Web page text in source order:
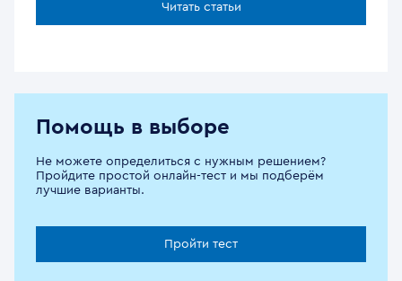
Читать статьи
Помощь в выборе
Не можете определиться с нужным решением?
Пройдите простой онлайн-тест и мы подберём
лучшие варианты.
Пройти тест